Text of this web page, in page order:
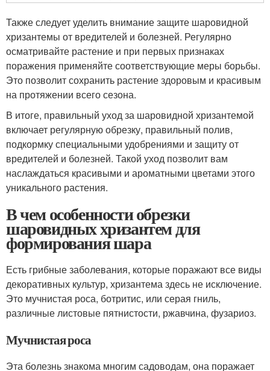
Также следует уделить внимание защите шаровидной
хризантемы от вредителей и болезней. Регулярно
осматривайте растение и при первых признаках
поражения применяйте соответствующие меры борьбы.
Это позволит сохранить растение здоровым и красивым
на протяжении всего сезона.
В итоге, правильный уход за шаровидной хризантемой
включает регулярную обрезку, правильный полив,
подкормку специальными удобрениями и защиту от
вредителей и болезней. Такой уход позволит вам
наслаждаться красивыми и ароматными цветами этого
уникального растения.
В чем особенности обрезки
шаровидных хризантем для
формирования шара
Есть грибные заболевания, которые поражают все виды
декоративных культур, хризантема здесь не исключение.
Это мучнистая роса, ботритис, или серая гниль,
различные листовые пятнистости, ржавчина, фузариоз.
Мучнистая роса
Эта болезнь знакома многим садоводам, она поражает